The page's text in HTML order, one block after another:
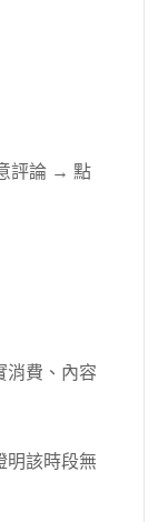
評論 → 點
消費、內容
明該時段無